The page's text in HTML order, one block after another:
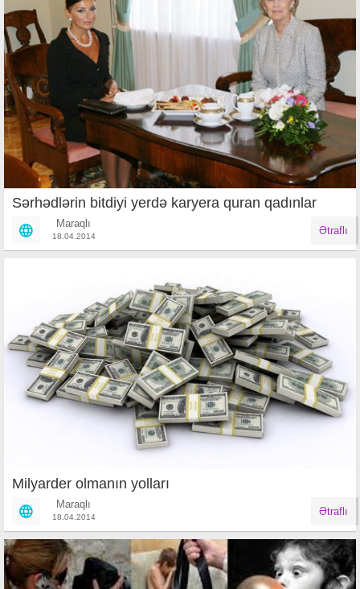
Sərhədlərin bitdiyi yerdə karyera quran qadınlar
Maraqlı
18.04.2014 Ətraflı
Milyarder olmanın yolları
Maraqlı
18.04.2014 Ətraflı